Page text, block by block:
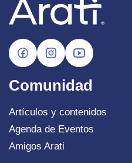
Comunidad
Artículos y contenidos
Agenda de Eventos
Amigos Arati